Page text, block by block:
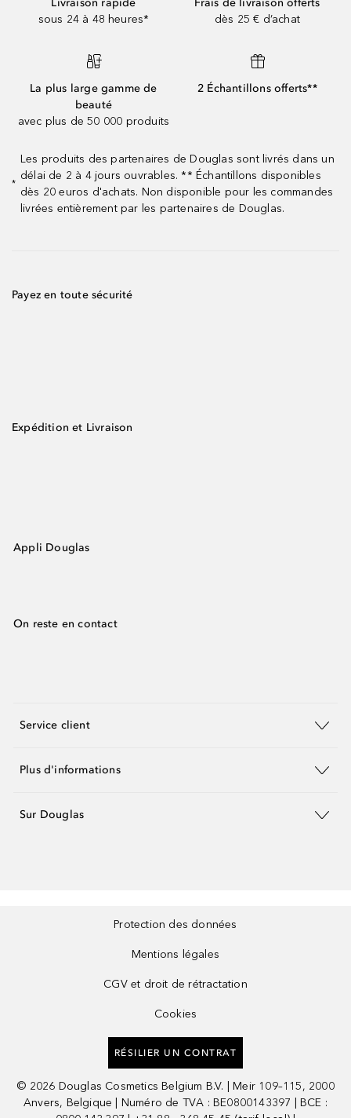
Livraison rapide
sous 24 à 48 heures*
Frais de livraison offerts
dès 25 € d’achat
La plus large gamme de
beauté
avec plus de 50 000 produits
2 Échantillons offerts**
*
Les produits des partenaires de Douglas sont livrés dans un
délai de 2 à 4 jours ouvrables. ** Échantillons disponibles
dès 20 euros d'achats. Non disponible pour les commandes
livrées entièrement par les partenaires de Douglas.
Payez en toute sécurité
Expédition et Livraison
Appli Douglas
On reste en contact
Service client
Plus d'informations
Sur Douglas
Protection des données
Mentions légales
CGV et droit de rétractation
Cookies
RÉSILIER UN CONTRAT
© 2026 Douglas Cosmetics Belgium B.V. | Meir 109–115, 2000
Anvers, Belgique | Numéro de TVA : BE0800143397 | BCE :